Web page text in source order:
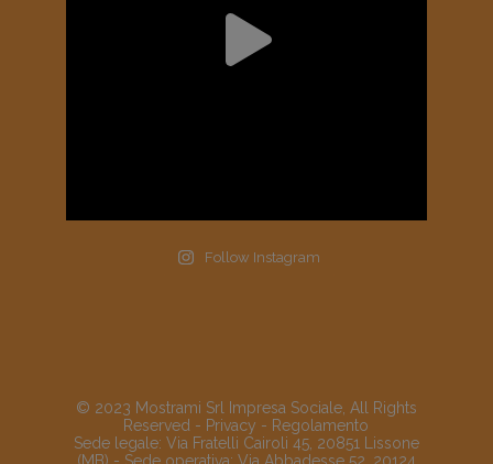
Follow Instagram
© 2023 Mostrami Srl Impresa Sociale, All Rights
Reserved - Privacy - Regolamento
Sede legale: Via Fratelli Cairoli 45, 20851 Lissone